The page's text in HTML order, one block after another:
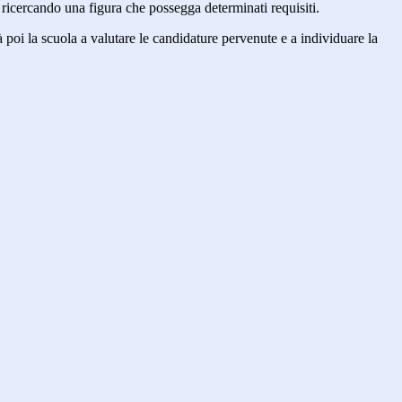
una figura che possegga determinati requisiti.
la scuola a valutare le candidature pervenute e a individuare la